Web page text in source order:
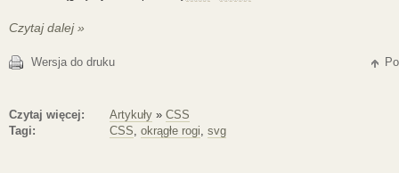
Czytaj dalej »
Wersja do druku
Czytaj więcej: Artykuły» CSS
Tagi:
CSS okrągłe rogi svg